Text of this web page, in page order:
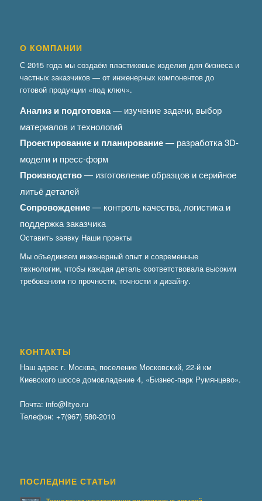
О КОМПАНИИ
С 2015 года мы создаём пластиковые изделия для бизнеса и
частных заказчиков — от инженерных компонентов до
готовой продукции «под ключ».
Анализ и подготовка— изучение задачи, выбор
материалов и технологий
Проектирование и планирование— разработка 3D-
модели и пресс-форм
Производство— изготовление образцов и серийное
литьё деталей
Сопровождение— контроль качества, логистика и
поддержка заказчика
Оставить заявку Наши проекты
Мы объединяем инженерный опыт и современные
технологии, чтобы каждая деталь соответствовала высоким
требованиям по прочности, точности и дизайну.
КОНТАКТЫ
Наш адрес г. Москва, поселение Московский, 22-й км
Киевского шоссе домовладение 4, «Бизнес-парк Румянцево».
Почта: info@lityo.ru
Телефон: +7(967) 580-2010
ПОСЛЕДНИЕ СТАТЬИ